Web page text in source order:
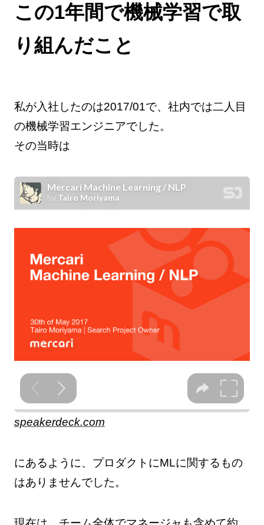
この1年間で機械学習で取
り組んだこと
私が入社したのは2017/01で、社内では二人目
の機械学習エンジニアでした。
その当時は
speakerdeck.com
にあるように、プロダクトにMLに関するもの
はありませんでした。